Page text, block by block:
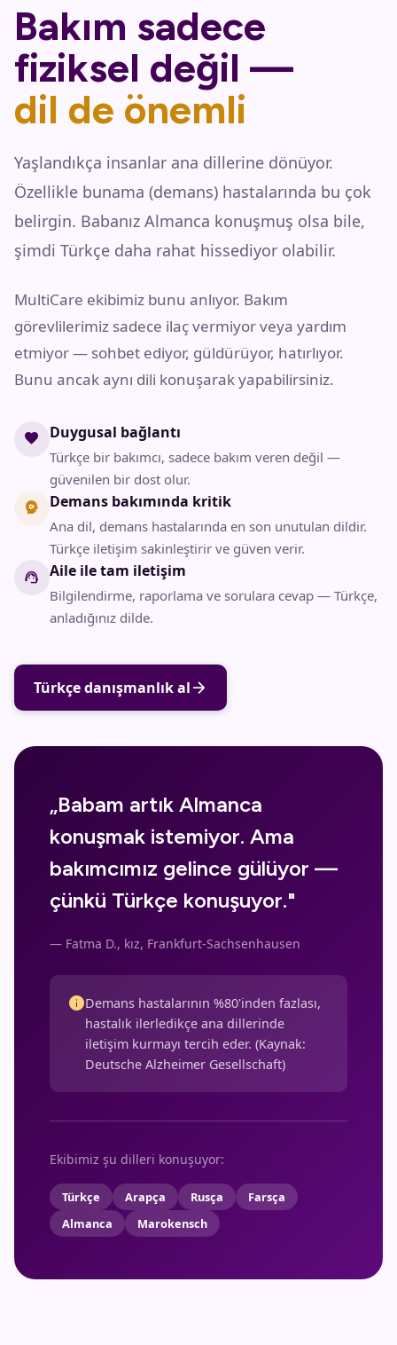
Bakım sadece
fiziksel değil —
dil de önemli
Yaşlandıkça insanlar ana dillerine dönüyor.
Özellikle bunama (demans) hastalarında bu çok
belirgin. Babanız Almanca konuşmuş olsa bile,
şimdi Türkçe daha rahat hissediyor olabilir.
MultiCare ekibimiz bunu anlıyor. Bakım
görevlilerimiz sadece ilaç vermiyor veya yardım
etmiyor — sohbet ediyor, güldürüyor, hatırlıyor.
Bunu ancak aynı dili konuşarak yapabilirsiniz.
favorite Duygusal bağlantı
Türkçe bir bakımcı, sadece bakım veren değil —
güvenilen bir dost olur.
psychology Demans bakımında kritik
Ana dil, demans hastalarında en son unutulan dildir.
Türkçe iletişim sakinleştirir ve güven verir.
support_agent Aile ile tam iletişim
Bilgilendirme, raporlama ve sorulara cevap — Türkçe,
anladığınız dilde.
Türkçe danışmanlık alarrow_forward
„Babam artık Almanca
konuşmak istemiyor. Ama
bakımcımız gelince gülüyor —
çünkü Türkçe konuşuyor."
— Fatma D., kız, Frankfurt-Sachsenhausen
infoDemans hastalarının %80'inden fazlası,
hastalık ilerledikçe ana dillerinde
iletişim kurmayı tercih eder. (Kaynak:
Deutsche Alzheimer Gesellschaft)
Ekibimiz şu dilleri konuşuyor:
Türkçe Arapça Rusça
Farsça
Almanca
Marokensch